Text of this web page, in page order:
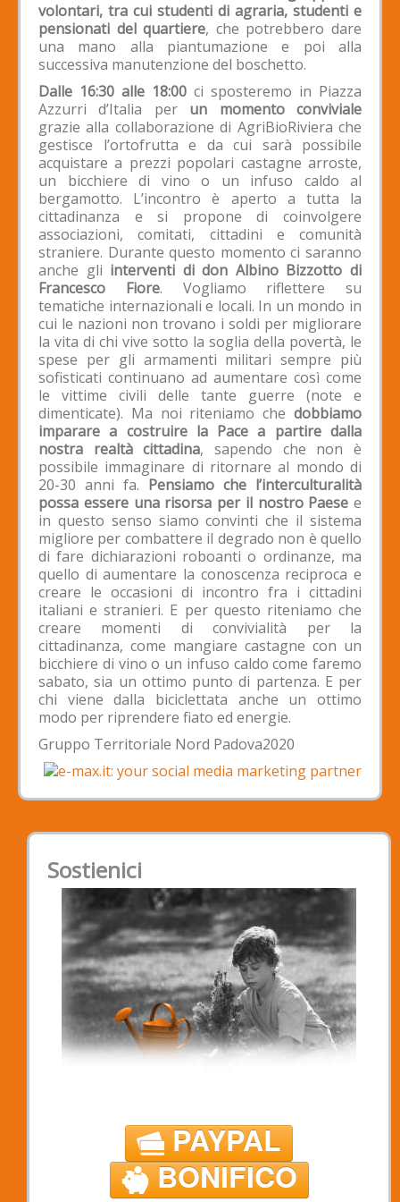
volontari, tra cui studenti di agraria, studenti e
pensionati del quartiere, che potrebbero dare
una mano alla piantumazione e poi alla
successiva manutenzione del boschetto.
Dalle 16:30 alle 18:00 ci sposteremo in Piazza
Azzurri d’Italia perun momento conviviale
grazie alla collaborazione di AgriBioRiviera che
gestisce l’ortofrutta e da cui sarà possibile
acquistare a prezzi popolari castagne arroste,
un bicchiere di vino o un infuso caldo al
bergamotto. L’incontro è aperto a tutta la
cittadinanza e si propone di coinvolgere
associazioni, comitati, cittadini e comunità
straniere. Durante questo momento ci saranno
anche gli interventi di don Albino Bizzotto di
Francesco Fiore. Vogliamo riflettere su
tematiche internazionali e locali. In un mondo in
cui le nazioni non trovano i soldi per migliorare
la vita di chi vive sotto la soglia della povertà, le
spese per gli armamenti militari sempre più
sofisticati continuano ad aumentare così come
le vittime civili delle tante guerre (note e
dimenticate). Ma noi riteniamo che dobbiamo
imparare a costruire la Pace a partire dalla
nostra realtà cittadina, sapendo che non è
possibile immaginare di ritornare al mondo di
20-30 anni fa. Pensiamo che l’interculturalità
possa essere una risorsa per il nostro Paese e
in questo senso siamo convinti che il sistema
migliore per combattere il degrado non è quello
di fare dichiarazioni roboanti o ordinanze, ma
quello di aumentare la conoscenza reciproca e
creare le occasioni di incontro fra i cittadini
italiani e stranieri. E per questo riteniamo che
creare momenti di convivialità per la
cittadinanza, come mangiare castagne con un
bicchiere di vino o un infuso caldo come faremo
sabato, sia un ottimo punto di partenza. E per
chi viene dalla biciclettata anche un ottimo
modo per riprendere fiato ed energie.
Gruppo Territoriale Nord Padova2020
Sostienici
PAYPAL
Sostenere Padova2020 è credere che sia
BONIFICO